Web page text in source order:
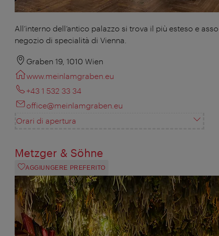
All’interno dell’antico palazzo si trova il più esteso e
negozio di specialità di Vienna.
Graben 19, 1010 Wien
www.meinlamgraben.eu
+43 1 532 33 34
office@meinlamgraben.eu
Orari di apertura
Metzger & Söhne
AGGIUNGERE PREFERITO